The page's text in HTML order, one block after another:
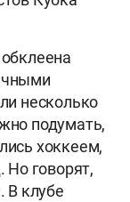
несколько
подумать,
хоккеем,
Но говорят,
В клубе